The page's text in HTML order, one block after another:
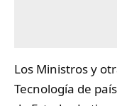
Los Ministros y
Tecnología de